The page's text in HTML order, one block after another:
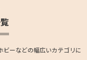
ビーなどの幅広いカテゴリに